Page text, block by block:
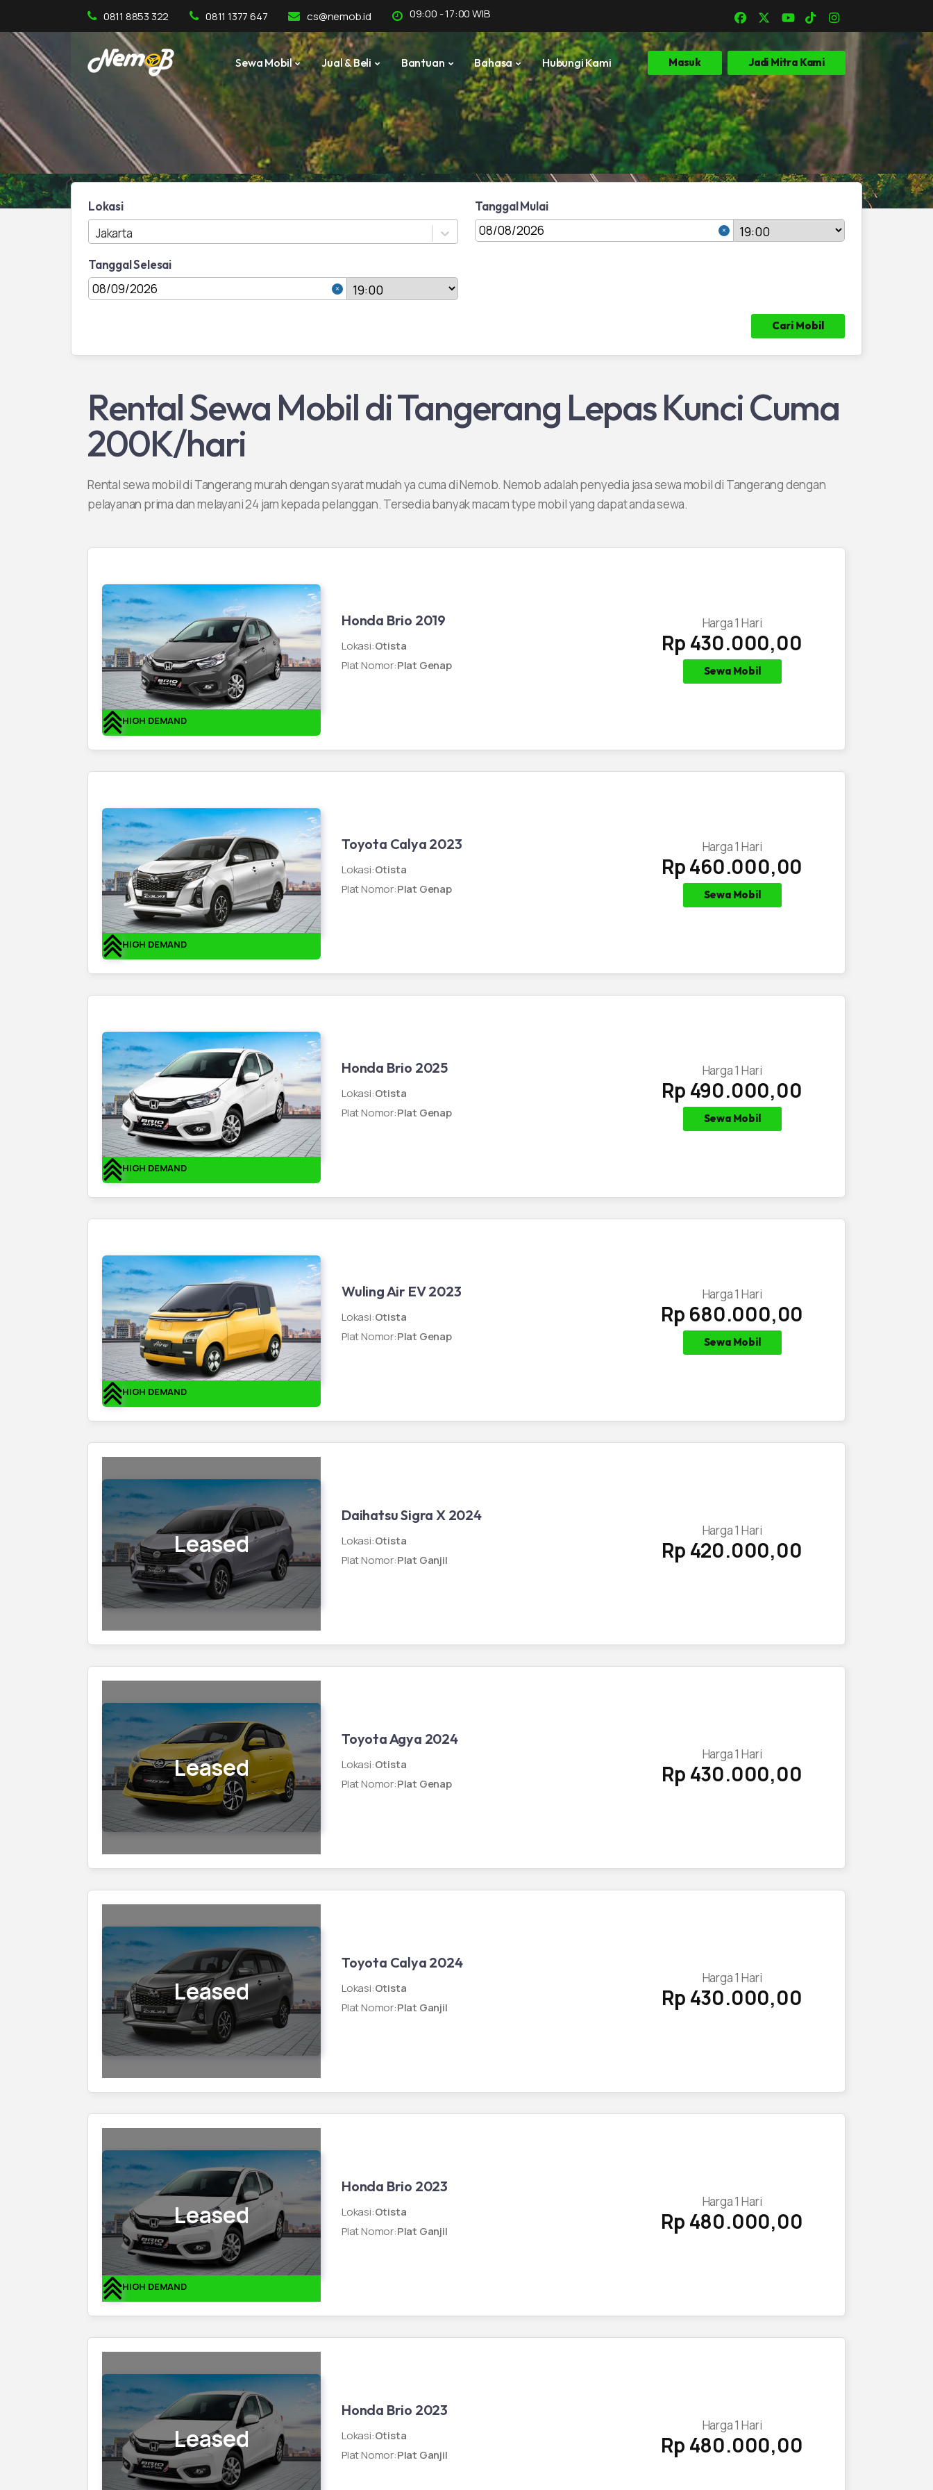
0811 8853 322 0811 1377 647 cs@nemob.id 09:00 - 17:00 WIB
Sewa Mobil Jual & Beli Bantuan Bahasa Hubungi Kami Masuk Jadi Mitra Kami
Lokasi
Jakarta
Tanggal Mulai
Tanggal Selesai
Rental Sewa Mobil di Tangerang Lepas Kunci Cuma
200K/hari
Rental sewa mobil di Tangerang murah dengan syarat mudah ya cuma di Nemob. Nemob adalah penyedia jasa sewa mobil di Tangerang dengan
pelayanan prima dan melayani 24 jam kepada pelanggan. Tersedia banyak macam type mobil yang dapat anda sewa.
HIGH DEMAND
Honda Brio 2019
Lokasi:Otista
Plat Nomor:Plat Genap
Harga1 Hari
Rp 430.000,00
Sewa Mobil
HIGH DEMAND
Toyota Calya 2023
Lokasi:Otista
Plat Nomor:Plat Genap
Harga1 Hari
Rp 460.000,00
Sewa Mobil
HIGH DEMAND
Honda Brio 2025
Lokasi:Otista
Plat Nomor:Plat Genap
Harga1 Hari
Rp 490.000,00
Sewa Mobil
HIGH DEMAND
Wuling Air EV 2023
Lokasi:Otista
Plat Nomor:Plat Genap
Harga1 Hari
Rp 680.000,00
Sewa Mobil
Leased
Daihatsu Sigra X 2024
Lokasi:Otista
Plat Nomor:Plat Ganjil
Harga1 Hari
Rp 420.000,00
Leased
Toyota Agya 2024
Lokasi:Otista
Plat Nomor:Plat Genap
Harga1 Hari
Rp 430.000,00
Leased
Toyota Calya 2024
Lokasi:Otista
Plat Nomor:Plat Ganjil
Harga1 Hari
Rp 430.000,00
Leased
HIGH DEMAND
Honda Brio 2023
Lokasi:Otista
Plat Nomor:Plat Ganjil
Harga1 Hari
Rp 480.000,00
Leased
Honda Brio 2023
Lokasi:Otista
Plat Nomor:Plat Ganjil
Harga1 Hari
Rp 480.000,00